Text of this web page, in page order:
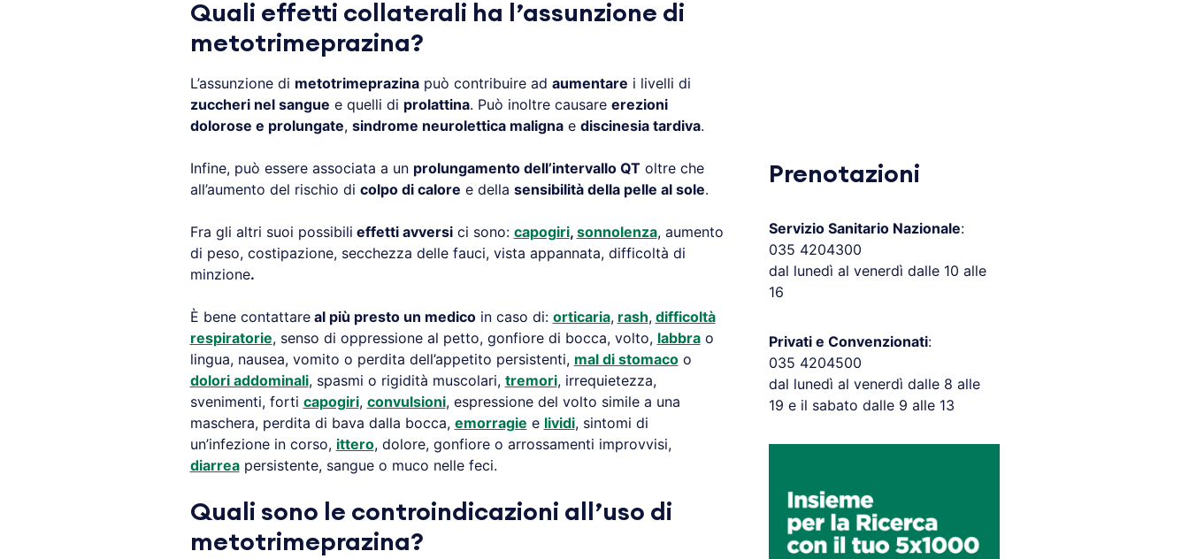
Quali effetti collaterali ha l’assunzione di
metotrimeprazina?
L’assunzione di metotrimeprazinapuò contribuire ad aumentare i livelli di
zuccheri nel sangue e quelli di prolattina. Può inoltre causare erezioni
dolorose e prolungate, sindrome neurolettica malignae discinesia tardiva.
Infine, può essere associata a un prolungamento dell’intervallo QToltre che
all’aumento del rischio di colpo di calore e della sensibilità della pelle al sole.
Fra gli altri suoi possibili effetti avversici sono: capogiri, sonnolenza, aumento
di peso, costipazione, secchezza delle fauci, vista appannata, difficoltà di
minzione.
È bene contattareal più presto un medicoin caso di: orticaria, rash, difficoltà
respiratorie, senso di oppressione al petto, gonfiore di bocca, volto, labbrao
lingua, nausea, vomito o perdita dell’appetito persistenti, mal di stomacoo
dolori addominali, spasmi o rigidità muscolari, tremori, irrequietezza,
svenimenti, forti capogiri, convulsioni, espressione del volto simile a una
maschera, perdita di bava dalla bocca, emorragie e lividi, sintomi di
un’infezione in corso, ittero, dolore, gonfiore o arrossamenti improvvisi,
diarreapersistente, sangue o muco nelle feci.
Quali sono le controindicazioni all’uso di
metotrimeprazina?
Prenotazioni
Servizio Sanitario Nazionale:
035 4204300
dal lunedì al venerdì dalle 10 alle
16
Privati e Convenzionati:
035 4204500
dal lunedì al venerdì dalle 8 alle
19 e il sabato dalle 9 alle 13